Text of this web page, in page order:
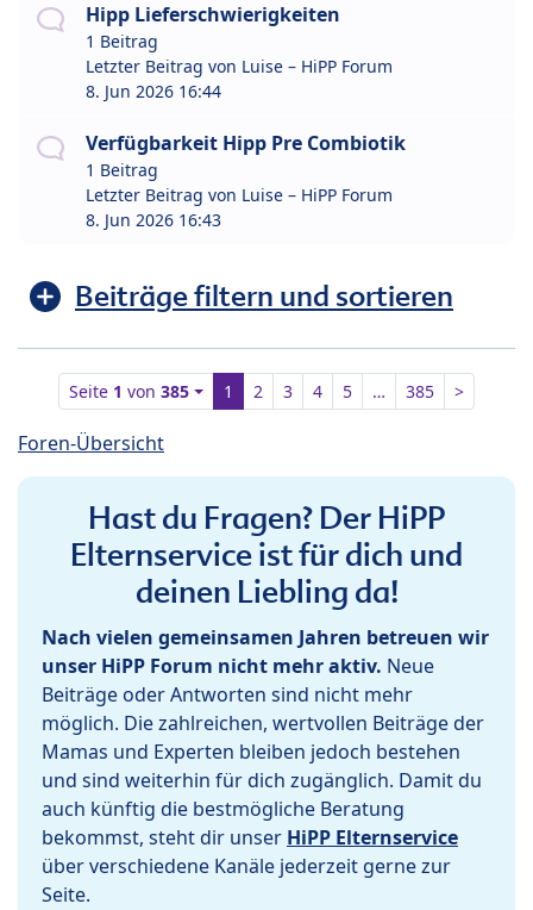
Hipp Lieferschwierigkeiten
1 Beitrag
Letzter Beitrag von Luise – HiPP Forum
8. Jun 2026 16:44
Verfügbarkeit Hipp Pre Combiotik
1 Beitrag
Letzter Beitrag von Luise – HiPP Forum
8. Jun 2026 16:43
Beiträge filtern und sortieren
Seite 1 von385 1 2 3 4 5 … 385 >
Foren-Übersicht
Hast du Fragen? Der HiPP
Elternservice ist für dich und
deinen Liebling da!
Nach vielen gemeinsamen Jahren betreuen wir
unser HiPP Forum nicht mehr aktiv. Neue
Beiträge oder Antworten sind nicht mehr
möglich. Die zahlreichen, wertvollen Beiträge der
Mamas und Experten bleiben jedoch bestehen
und sind weiterhin für dich zugänglich. Damit du
auch künftig die bestmögliche Beratung
bekommst, steht dir unser HiPP Elternservice
über verschiedene Kanäle jederzeit gerne zur
Seite.